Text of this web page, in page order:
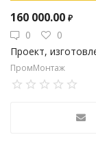
160 000.00 ₽
0
0
Проект,
ПромМонтаж